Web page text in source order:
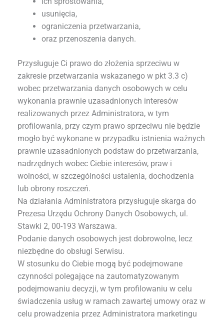
usunięcia,
ograniczenia przetwarzania,
oraz przenoszenia danych.
Przysługuje Ci prawo do złożenia sprzeciwu w
zakresie przetwarzania wskazanego w pkt 3.3 c)
wobec przetwarzania danych osobowych w celu
wykonania prawnie uzasadnionych interesów
realizowanych przez Administratora, w tym
profilowania, przy czym prawo sprzeciwu nie będzie
mogło być wykonane w przypadku istnienia ważnych
prawnie uzasadnionych podstaw do przetwarzania,
nadrzędnych wobec Ciebie interesów, praw i
wolności, w szczególności ustalenia, dochodzenia
lub obrony roszczeń.
Na działania Administratora przysługuje skarga do
Prezesa Urzędu Ochrony Danych Osobowych, ul.
Stawki 2, 00-193 Warszawa.
Podanie danych osobowych jest dobrowolne, lecz
niezbędne do obsługi Serwisu.
W stosunku do Ciebie mogą być podejmowane
czynności polegające na zautomatyzowanym
podejmowaniu decyzji, w tym profilowaniu w celu
świadczenia usług w ramach zawartej umowy oraz w
celu prowadzenia przez Administratora marketingu